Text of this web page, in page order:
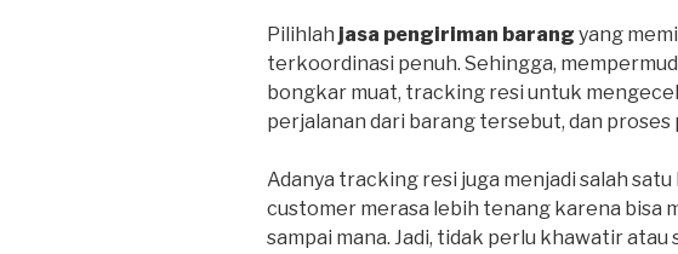
Pilihlah jasa pengiriman barang yang
terkoordinasi penuh. Sehingga,
bongkar muat, tracking resi untuk
perjalanan dari barang tersebut, dan proses
Adanya tracking resi juga menjadi salah
customer merasa lebih tenang karena bisa
sampai mana. Jadi, tidak perlu khawatir